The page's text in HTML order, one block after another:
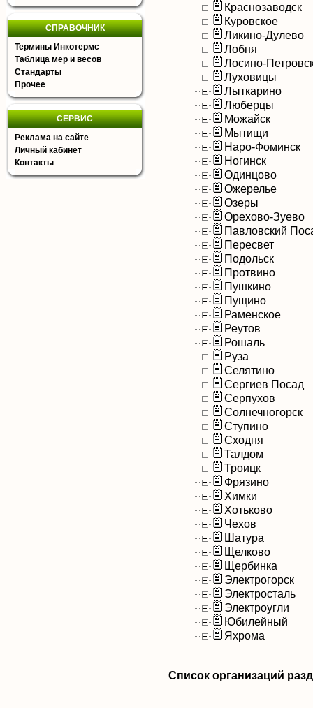
СПРАВОЧНИК
Термины Инкотермс
Таблица мер и весов
Стандарты
Прочее
СЕРВИС
Реклама на сайте
Личный кабинет
Контакты
Краснозаводск
Куровское
Ликино-Дулево
Лобня
Лосино-
Луховицы
Лыткарино
Люберцы
Можайск
Мытищи
Наро-Фоминск
Ногинск
Одинцово
Ожерелье
Озеры
Орехово-Зуево
Павловский
Пересвет
Подольск
Протвино
Пушкино
Пущино
Раменское
Реутов
Рошаль
Руза
Селятино
Сергиев Посад
Серпухов
Солнечногорск
Ступино
Сходня
Талдом
Троицк
Фрязино
Химки
Хотьково
Чехов
Шатура
Щелково
Щербинка
Электрогорск
Электросталь
Электроугли
Юбилейный
Яхрома
Список организаций